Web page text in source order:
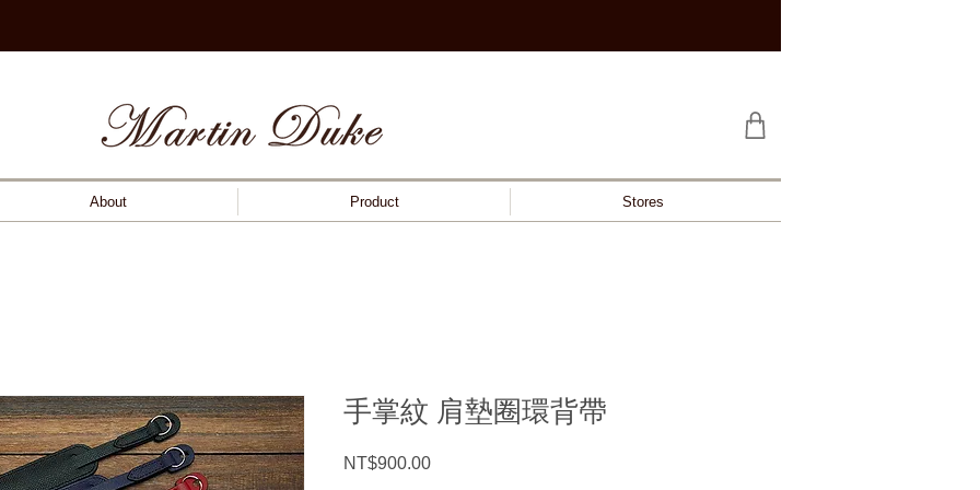
手掌紋 肩墊圈環背帶
NT$900.00Price
About Product Stores